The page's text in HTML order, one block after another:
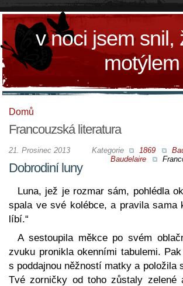
v noci jsem snil,
motýlem
Domů
Francouzská literatura
Kategorie 1869
Baudelaire
21. Prosinec 2013
Dobrodiní luny
Luna, jež je rozmar sám, pohlédla
spala ve své kolébce, a pravila sama
líbí.“
A sestoupila měkce po svém
zvuku pronikla okenními tabulemi.
s poddajnou něžností matky a položila
Tvé zorničky od toho zůstaly zelené